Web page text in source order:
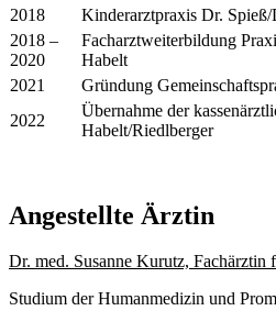
2018
Kinderarztpraxis Dr.
2018 –
2020
Facharztweiterbildung
Habelt
2021
Gründung
2022
Übernahme der
Habelt/Riedlberger
Angestellte Ärztin
Dr. med. Susanne Kurutz,
Studium der Humanmedizin und